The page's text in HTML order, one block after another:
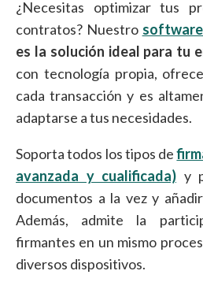
¿Necesitas optimizar tus
contratos? Nuestro
es la solución ideal para tu
con tecnología propia,
cada transacción y es
adaptarse a tus necesidades.
Soporta todos los tipos de
avanzada y cualificada) y
documentos a la vez y
Además, admite la
firmantes en un mismo
diversos dispositivos.